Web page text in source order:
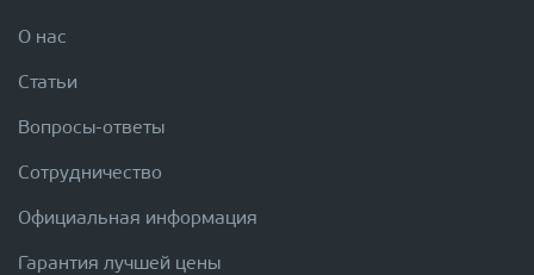
О нас
Статьи
Вопросы-ответы
Сотрудничество
Официальная информация
Гарантия лучшей цены